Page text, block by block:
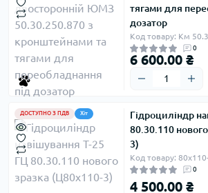
· вилка;
· прокладки;
· уплотнители.
розміщена вилка і кронштейн.
особливі каблучки, але вони також
прокладки, щоб запобігти
робочою рідиною. Вилка і шоток
собою за допомогою зварювання.
тягами для
дозатор
Код товару: Км
0
6 600.00 ₴
ДОСТУПНО З ПДВ Хіт
Гідроциліндр
80.30.110
3)
Код товару:
0
4 500.00 ₴